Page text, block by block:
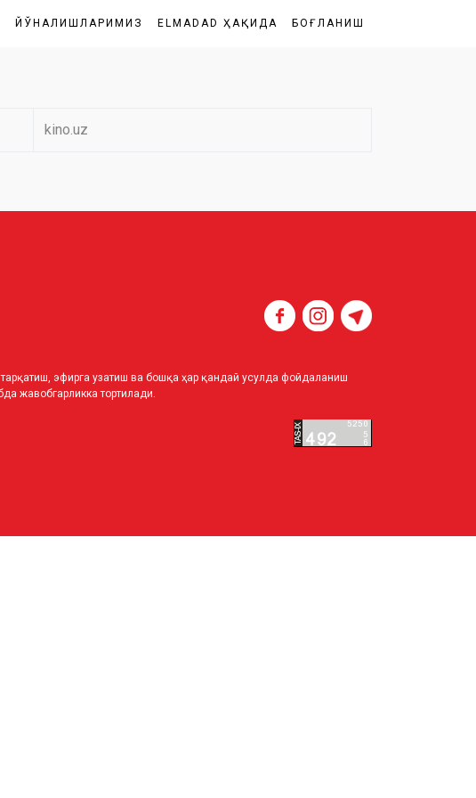
ЙЎНАЛИШЛАРИМИЗ ELMADAD ҲАҚИДА БОҒЛАНИШ
kino.uz
эфирга узатиш ва бошқа ҳар қандай усулда фойдаланиш
жавобгарликка тортилади.